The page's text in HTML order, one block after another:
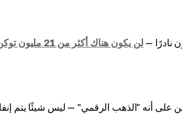
نادرًا — لن يكون هناك أكثر من 21 مليون توكن
على أنه "الذهب الرقمي" — ليس شيئًا يتم